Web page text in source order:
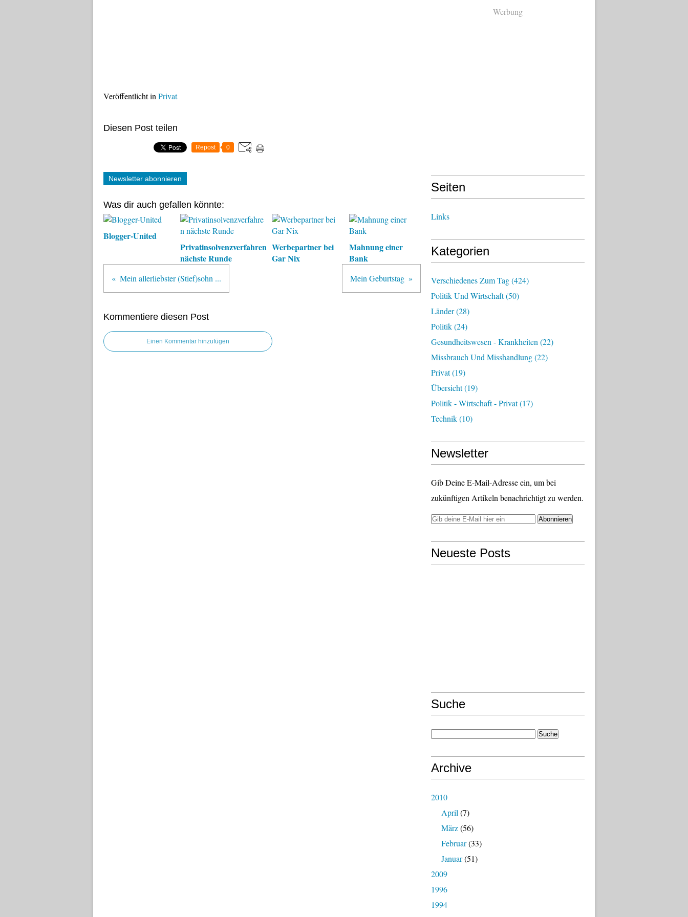
Veröffentlicht in Privat
Diesen Post teilen
Repost 0
Newsletter abonnieren
Was dir auch gefallen könnte:
Blogger-United
Privatinsolvenzverfahren
nächste Runde
Werbepartner bei
Gar Nix
Mahnung einer
Bank
Mein allerliebster (Stief)sohn ... Mein Geburtstag
Kommentiere diesen Post
Einen Kommentar hinzufügen
Werbung
Seiten
Links
Kategorien
Verschiedenes Zum Tag(424)
Politik Und Wirtschaft(50)
Länder(28)
Politik(24)
Gesundheitswesen - Krankheiten (22)
Missbrauch Und Misshandlung(22)
Privat(19)
Übersicht(19)
Politik - Wirtschaft - Privat(17)
Technik(10)
Newsletter
Gib Deine E-Mail-Adresse ein, um bei
zukünftigen Artikeln benachrichtigt zu werden.
Neueste Posts
Suche
Archive
2010
April (7)
März(56)
Februar(33)
Januar(51)
2009
1996
1994